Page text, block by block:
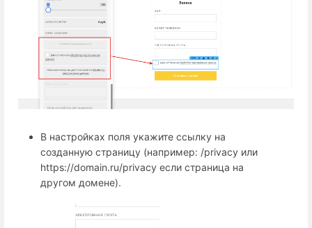
В настройках поля укажите ссылку на
созданную страницу (например: /privacy или
https://domain.ru/privacy если страница на
другом домене).